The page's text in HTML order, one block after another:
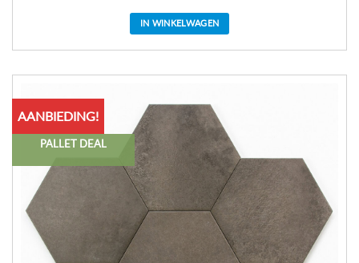
IN WINKELWAGEN
AANBIEDING!
PALLET DEAL